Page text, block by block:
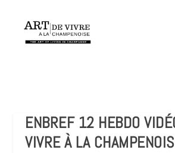
ENBREF 12 HEBDO
VIVRE À LA